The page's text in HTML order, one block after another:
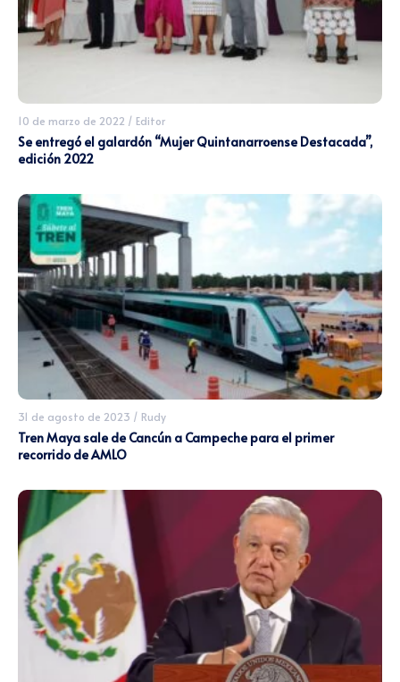
10 de marzo de 2022 / Editor
Se entregó el galardón “Mujer Quintanarroense Destacada”,
edición 2022
31 de agosto de 2023 / Rudy
Tren Maya sale de Cancún a Campeche para el primer
recorrido de AMLO